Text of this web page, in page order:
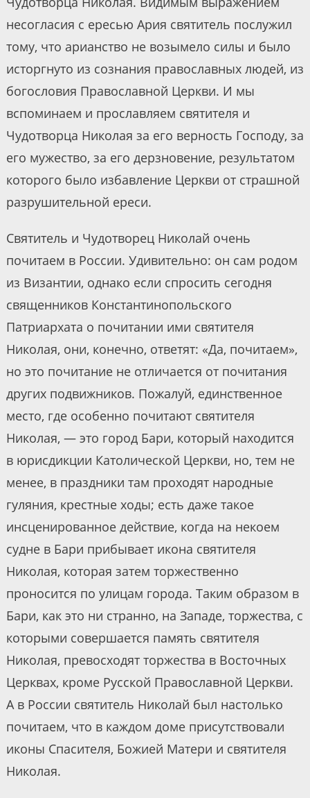
несогласия с ересью Ария святитель послужил
тому, что арианство не возымело силы и было
исторгнуто из сознания православных людей, из
богословия Православной Церкви. И мы
вспоминаем и прославляем святителя и
Чудотворца Николая за его верность Господу, за
его мужество, за его дерзновение, результатом
которого было избавление Церкви от страшной
разрушительной ереси.
Святитель и Чудотворец Николай очень
почитаем в России. Удивительно: он сам родом
из Византии, однако если спросить сегодня
священников Константинопольского
Патриархата о почитании ими святителя
Николая, они, конечно, ответят: «Да, почитаем»,
но это почитание не отличается от почитания
других подвижников. Пожалуй, единственное
место, где особенно почитают святителя
Николая, — это город Бари, который находится
в юрисдикции Католической Церкви, но, тем не
менее, в праздники там проходят народные
гуляния, крестные ходы; есть даже такое
инсценированное действие, когда на некоем
судне в Бари прибывает икона святителя
Николая, которая затем торжественно
проносится по улицам города. Таким образом в
Бари, как это ни странно, на Западе, торжества, с
которыми совершается память святителя
Николая, превосходят торжества в Восточных
Церквах, кроме Русской Православной Церкви.
А в России святитель Николай был настолько
почитаем, что в каждом доме присутствовали
иконы Спасителя, Божией Матери и святителя
Николая.